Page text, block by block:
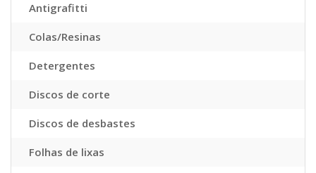
Antigrafitti
Colas/Resinas
Detergentes
Discos de corte
Discos de desbastes
Folhas de lixas